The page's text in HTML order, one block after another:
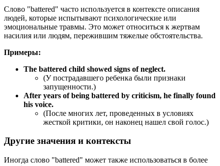
Слово "battered" часто используется в контексте описания
людей, которые испытывают психологические или
эмоциональные травмы. Это может относиться к жертвам
насилия или людям, пережившим тяжелые обстоятельства.
Примеры:
The battered child showed signs of neglect.
(У пострадавшего ребенка были признаки
запущенности.)
After years of being battered by criticism, he finally found
his voice.
(После многих лет, проведенных в условиях
жесткой критики, он наконец нашел свой голос.)
Другие значения и контексты
Иногда слово "battered" может также использоваться в более